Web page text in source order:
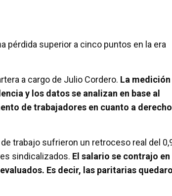
pérdida superior a cinco puntos en la era
a cargo de Julio Cordero. La medición
y los datos se analizan en base al
de trabajadores en cuanto a
trabajo sufrieron un retroceso real del
sindicalizados. El salario se contrajo en
Es decir, las paritarias